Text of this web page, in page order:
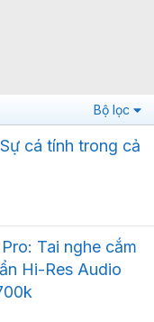
Bộ lọc
cá tính trong cả
Tai nghe cắm
Hi-Res Audio